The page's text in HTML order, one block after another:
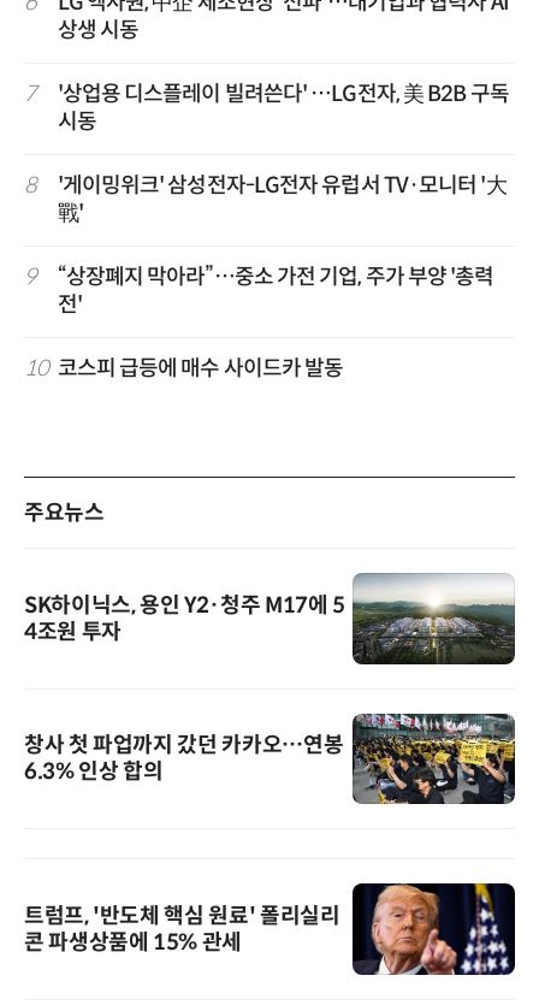
상생 시동
7
'상업용 디스플레이 빌려쓴다' …LG전자, 美 B2B 구독
시동
8
'게이밍위크' 삼성전자-LG전자 유럽서 TV·모니터 '大
戰'
9
“상장폐지 막아라”…중소 가전 기업, 주가 부양 '총력
전'
10 코스피 급등에 매수 사이드카 발동
주요뉴스
SK하이닉스, 용인 Y2·청주 M17에 5
4조원 투자
창사 첫 파업까지 갔던 카카오…연봉
6.3% 인상 합의
트럼프, '반도체 핵심 원료' 폴리실리
콘 파생상품에 15% 관세